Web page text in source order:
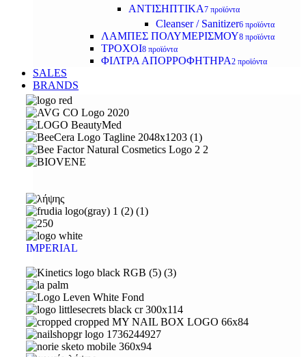
ΑΝΤΙΣΗΠΤΙΚΑ7 προϊόντα
Cleanser / Sanitizer6 προϊόντα
ΛΑΜΠΕΣ ΠΟΛΥΜΕΡΙΣΜΟΥ8 προϊόντα
ΤΡΟΧΟΙ8 προϊόντα
ΦΙΛΤΡΑ ΑΠΟΡΡΟΦΗΤΗΡΑ2 προϊόντα
SALES
BRANDS
IMPERIAL